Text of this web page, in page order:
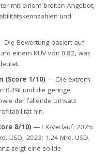
mit einem breiten Angebot,
und
Die Bewertung basiert auf
einem KUV von 0.82, was
(Score 1/10) — Die extrem
0.4% und die geringe
der fallende Umsatz
hin.
8/10) — EK-Verlauf: 2025:
USD, 2023: 1.24 Mrd. USD,
zeigt eine solide